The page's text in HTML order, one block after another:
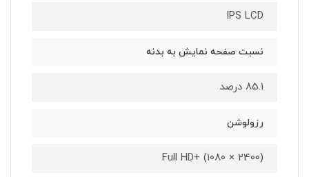
IPS LCD
نسبت صفحه نمایش به بدنه
85.1 درصد
رزولوشن
Full HD+ (1080 × 2400)